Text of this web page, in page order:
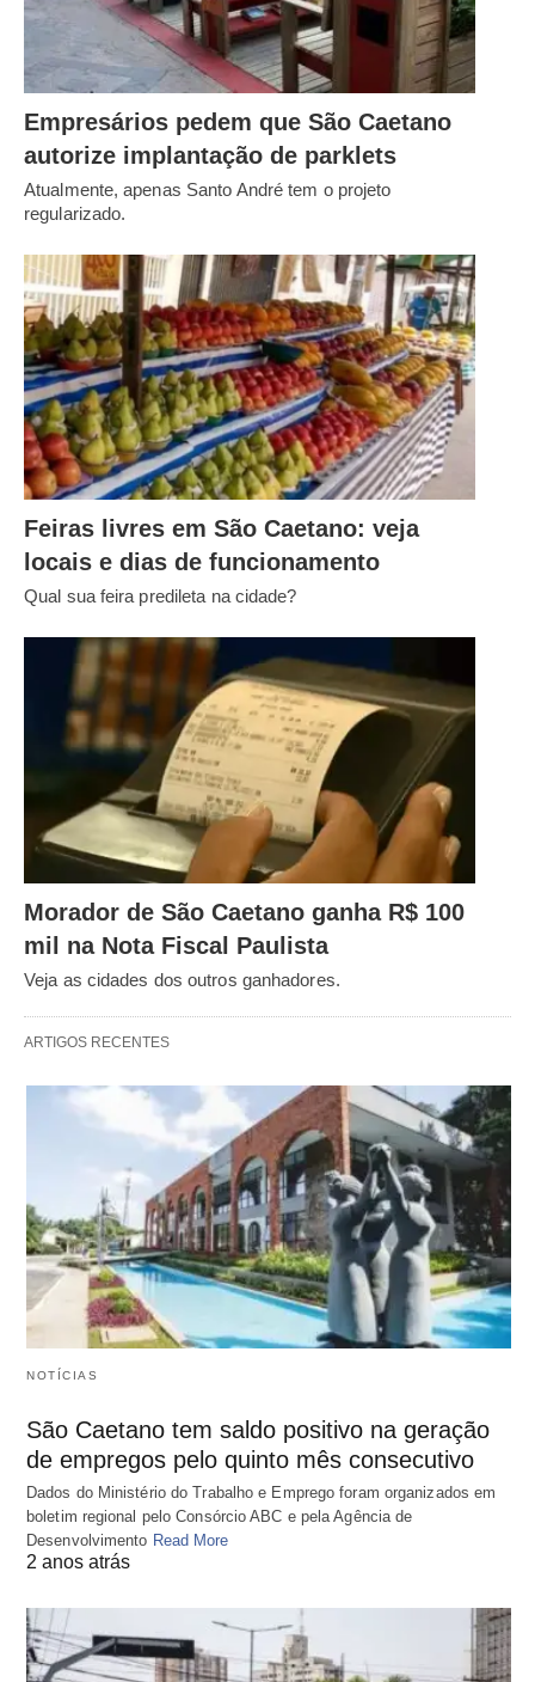
Empresários pedem que São Caetano
autorize implantação de parklets
Atualmente, apenas Santo André tem o projeto
regularizado.
Feiras livres em São Caetano: veja
locais e dias de funcionamento
Qual sua feira predileta na cidade?
Morador de São Caetano ganha R$ 100
mil na Nota Fiscal Paulista
Veja as cidades dos outros ganhadores.
ARTIGOS RECENTES
NOTÍCIAS
São Caetano tem saldo positivo na geração
de empregos pelo quinto mês consecutivo
Dados do Ministério do Trabalho e Emprego foram organizados em
boletim regional pelo Consórcio ABC e pela Agência de
Desenvolvimento Read More
2 anos atrás